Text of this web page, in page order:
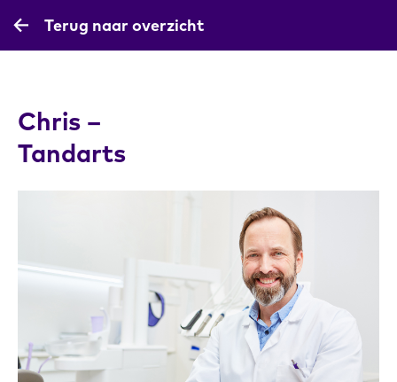
Terug naar overzicht
Chris –
Tandarts